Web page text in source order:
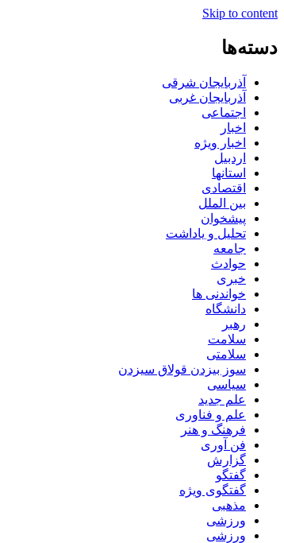
Skip to content
دسته‌ها
آذربایجان شرقی
آذربایجان غربی
اجتماعی
اخبار
اخبار ویژه
اردبیل
استانها
اقتصادی
بین الملل
پیشخوان
تحلیل و یاداشت
جامعه
حوادث
خبری
خواندنی ها
دانشگاه
رهبر
سلامت
سلامتی
سوز بیزدن قولاق سیزدن
سیاسی
علم جدید
علم و فناوری
فرهنگ و هنر
فن آوری
گزارش
گفتگو
گفتگوی ویژه
مذهبی
ورزشی
ورزشی